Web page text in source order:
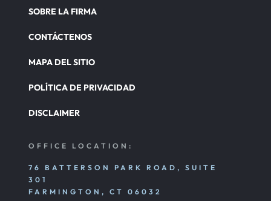
SOBRE LA FIRMA
CONTÁCTENOS
MAPA DEL SITIO
POLÍTICA DE PRIVACIDAD
DISCLAIMER
OFFICE LOCATION:
76 BATTERSON PARK ROAD, SUITE
301
FARMINGTON, CT 06032